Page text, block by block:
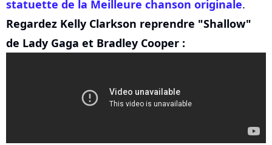
statuette de la Meilleure chanson originale.
Regardez Kelly Clarkson reprendre "Shallow"
de Lady Gaga et Bradley Cooper :